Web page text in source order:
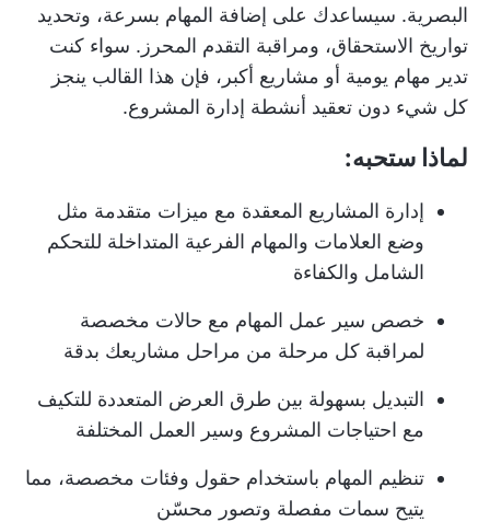
البصرية. سيساعدك على إضافة المهام بسرعة، وتحديد
تواريخ الاستحقاق، ومراقبة التقدم المحرز. سواء كنت
تدير مهام يومية أو مشاريع أكبر، فإن هذا القالب ينجز
كل شيء دون تعقيد أنشطة إدارة المشروع.
لماذا ستحبه:
إدارة المشاريع المعقدة مع ميزات متقدمة مثل
وضع العلامات والمهام الفرعية المتداخلة للتحكم
الشامل والكفاءة
خصص سير عمل المهام مع حالات مخصصة
لمراقبة كل مرحلة من مراحل مشاريعك بدقة
التبديل بسهولة بين طرق العرض المتعددة للتكيف
مع احتياجات المشروع وسير العمل المختلفة
تنظيم المهام باستخدام حقول وفئات مخصصة، مما
يتيح سمات مفصلة وتصور محسّن